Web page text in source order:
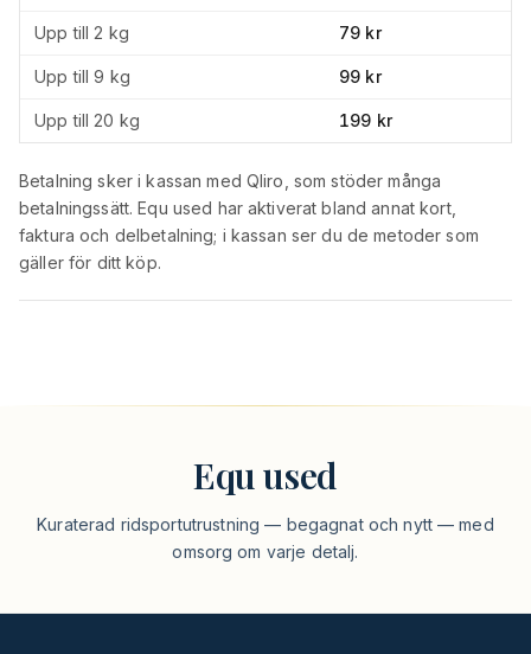
Upp till 2 kg 79 kr
Upp till 9 kg 99 kr
Upp till 20 kg 199 kr
Betalning sker i kassan med Qliro, som stöder många
betalningssätt. Equ used har aktiverat bland annat kort,
faktura och delbetalning; i kassan ser du de metoder som
gäller för ditt köp.
Equ used
Kuraterad ridsportutrustning — begagnat och nytt — med
omsorg om varje detalj.